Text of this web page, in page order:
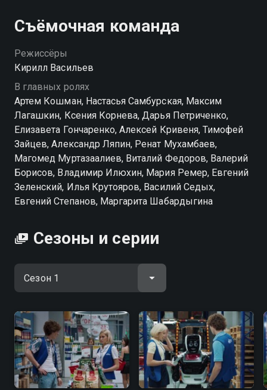
становится для него настоящей ловушкой. Внутри
постоянно вспыхивают ссоры, плетутся интриги и
скрываются чужие секреты. Замдиректора,
заведующая складом, грузчики, строгая
Фила в череду странных событий, где каждый день
приносит новые проблемы. Смотреть сериал «Галя,
у нас отмена!» онлайн в хорошем качестве вы
можете в подписке WINK в Смотрёшке.
Съёмочная команда
Режиссёры
Кирилл Васильев
В главных ролях
Артем Кошман, Настасья Самбурская, Максим
Лагашкин, Ксения Корнева, Дарья Петриченко,
Елизавета Гончаренко, Алексей Кривеня, Тимофей
Зайцев, Александр Ляпин, Ренат Мухамбаев,
Магомед Муртазаалиев, Виталий Федоров, Валерий
Борисов, Владимир Илюхин, Мария Ремер, Евгений
Зеленский, Илья Крутояров, Василий Седых,
Евгений Степанов, Маргарита Шабардыгина
Сезоны и серии